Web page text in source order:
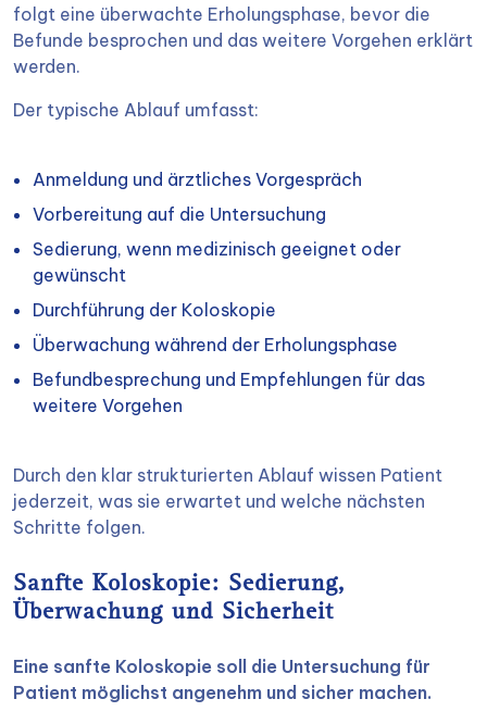
folgt eine überwachte Erholungsphase, bevor die
Befunde besprochen und das weitere Vorgehen erklärt
werden.
Der typische Ablauf umfasst:
Anmeldung und ärztliches Vorgespräch
Vorbereitung auf die Untersuchung
Sedierung, wenn medizinisch geeignet oder
gewünscht
Durchführung der Koloskopie
Überwachung während der Erholungsphase
Befundbesprechung und Empfehlungen für das
weitere Vorgehen
Durch den klar strukturierten Ablauf wissen Patient
jederzeit, was sie erwartet und welche nächsten
Schritte folgen.
Sanfte Koloskopie: Sedierung,
Überwachung und Sicherheit
Eine sanfte Koloskopie soll die Untersuchung für
Patient möglichst angenehm und sicher machen.